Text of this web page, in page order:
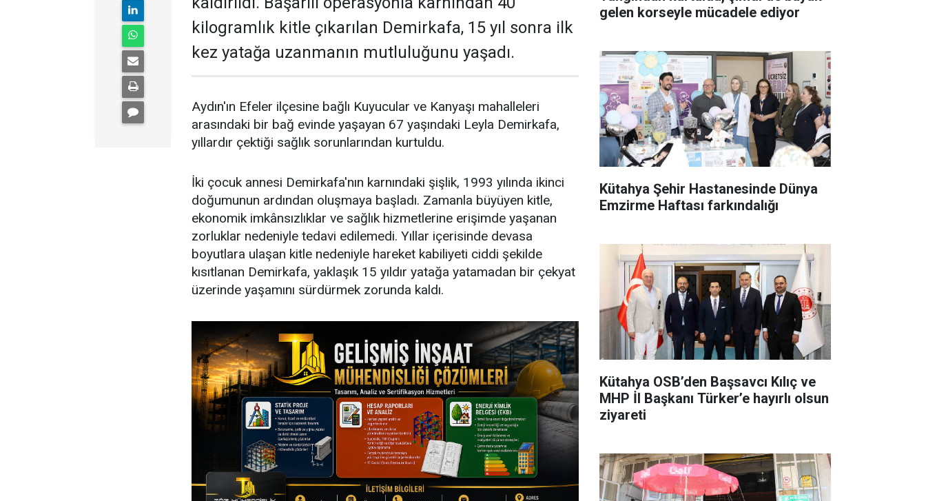
kilogramlık kitle çıkarılan Demirkafa, 15 yıl sonra ilk
kez yatağa uzanmanın mutluluğunu yaşadı.
Aydın'ın Efeler ilçesine bağlı Kuyucular ve Kanyaşı mahalleleri
arasındaki bir bağ evinde yaşayan 67 yaşındaki Leyla Demirkafa,
yıllardır çektiği sağlık sorunlarından kurtuldu.
İki çocuk annesi Demirkafa'nın karnındaki şişlik, 1993 yılında ikinci
doğumunun ardından oluşmaya başladı. Zamanla büyüyen kitle,
ekonomik imkânsızlıklar ve sağlık hizmetlerine erişimde yaşanan
zorluklar nedeniyle tedavi edilemedi. Yıllar içerisinde devasa
boyutlara ulaşan kitle nedeniyle hareket kabiliyeti ciddi şekilde
kısıtlanan Demirkafa, yaklaşık 15 yıldır yatağa yatamadan bir çekyat
üzerinde yaşamını sürdürmek zorunda kaldı.
gelen korseyle mücadele ediyor
Kütahya Şehir Hastanesinde Dünya
Emzirme Haftası farkındalığı
Kütahya OSB’den Başsavcı Kılıç ve
MHP İl Başkanı Türker’e hayırlı olsun
ziyareti